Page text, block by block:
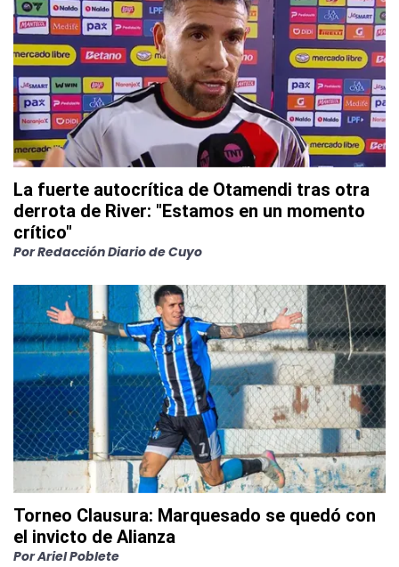
La fuerte autocrítica de Otamendi tras otra
derrota de River: "Estamos en un momento
crítico"
PorRedacción Diario de Cuyo
Torneo Clausura: Marquesado se quedó con
el invicto de Alianza
PorAriel Poblete